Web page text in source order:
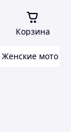
Корзина
Женские мото